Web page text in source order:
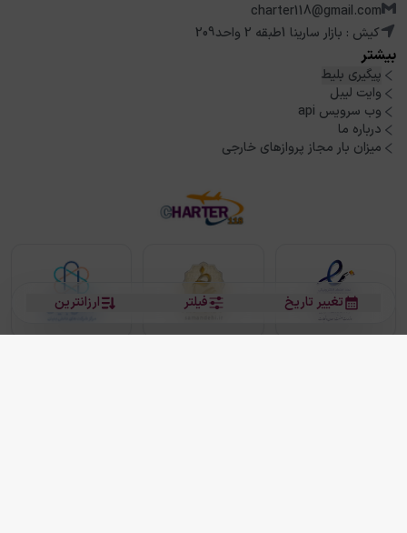
ارزانترین فیلتر تغییر تاریخ
charter118@gmail.com
کیش : بازار سارینا 1طبقه 2 واحد209
بیشتر
پیگیری بلیط
وایت لیبل
وب سرویس api
درباره ما
میزان بار مجاز پروازهای خارجی